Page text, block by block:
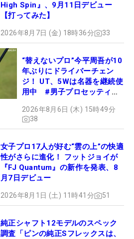
High Spin』、9月11日デビュー
【打ってみた】
2026年8月7日 (金) 18時36分 33
“替えないプロ”今平周吾が10
年ぶりにドライバーチェン
ジ！ UT、5Wは名器を継続使
用中 #男子プロセッティン
2026年8月6日 (木) 15時49分
38
女子プロ17人が好む“雲の上”の快適
性がさらに進化！ フットジョイが
『FJ Quantum』の新作を発表、8
月7日デビュー
2026年8月1日 (土) 11時41分 51
純正シャフト12モデルのスペック
調査「ピンの純正Sフレックスは、